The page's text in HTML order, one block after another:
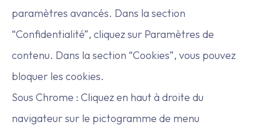
paramètres avancés. Dans la section
“Confidentialité”, cliquez sur Paramètres de
contenu. Dans la section “Cookies”, vous pouvez
bloquer les cookies.
Sous Chrome : Cliquez en haut à droite du
navigateur sur le pictogramme de menu